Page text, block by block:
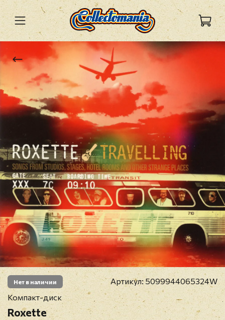
Нет в наличии Артикул:5099944065324W
Компакт-диск
Roxette